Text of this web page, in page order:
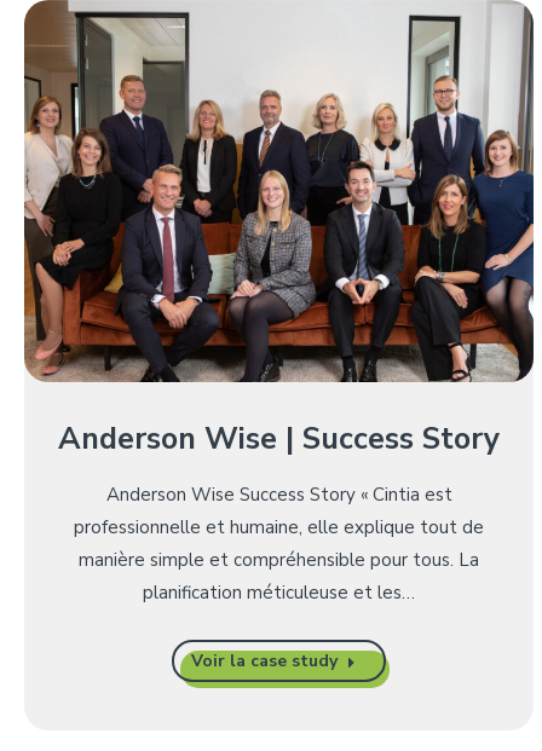
Anderson Wise | Success Story
Anderson Wise Success Story « Cintia est
professionnelle et humaine, elle explique tout de
manière simple et compréhensible pour tous. La
planification méticuleuse et les…
Voir la case study